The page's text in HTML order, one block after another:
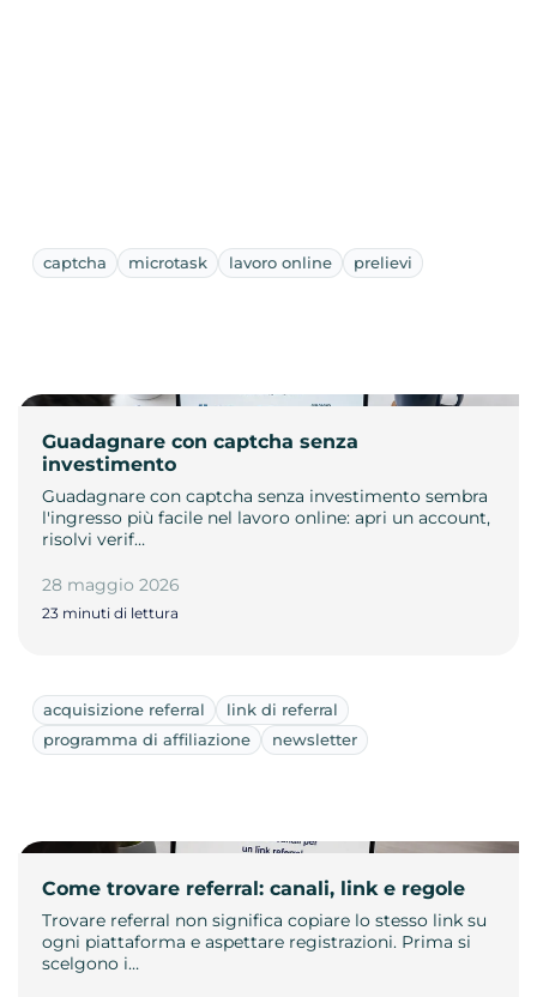
captcha microtask lavoro online prelievi
Guadagnare con captcha senza
investimento
Guadagnare con captcha senza investimento sembra
l'ingresso più facile nel lavoro online: apri un account,
risolvi verif…
28 maggio 2026
23 minuti di lettura
acquisizione referral
link di referral
programma di affiliazione
newsletter
Come trovare referral: canali, link e regole
Trovare referral non significa copiare lo stesso link su
ogni piattaforma e aspettare registrazioni. Prima si
scelgono i…